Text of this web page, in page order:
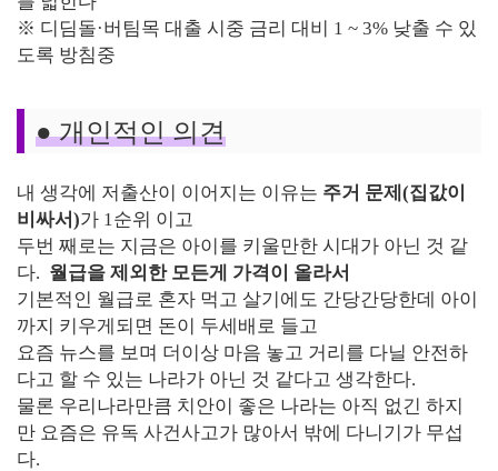
※ 디딤돌·버팀목 대출 시중 금리 대비 1 ~ 3% 낮출 수 있
도록 방침중
●개인적인 의견
내 생각에 저출산이 이어지는 이유는 주거 문제(집값이
비싸서)가 1순위 이고
두번 째로는 지금은 아이를 키울만한 시대가 아닌 것 같
다. 월급을 제외한 모든게 가격이 올라서
기본적인 월급로 혼자 먹고 살기에도 간당간당한데 아이
까지 키우게되면 돈이 두세배로 들고
요즘 뉴스를 보며 더이상 마음 놓고 거리를 다닐 안전하
다고 할 수 있는 나라가 아닌 것 같다고 생각한다.
물론 우리나라만큼 치안이 좋은 나라는 아직 없긴 하지
만 요즘은 유독 사건사고가 많아서 밖에 다니기가 무섭
다.